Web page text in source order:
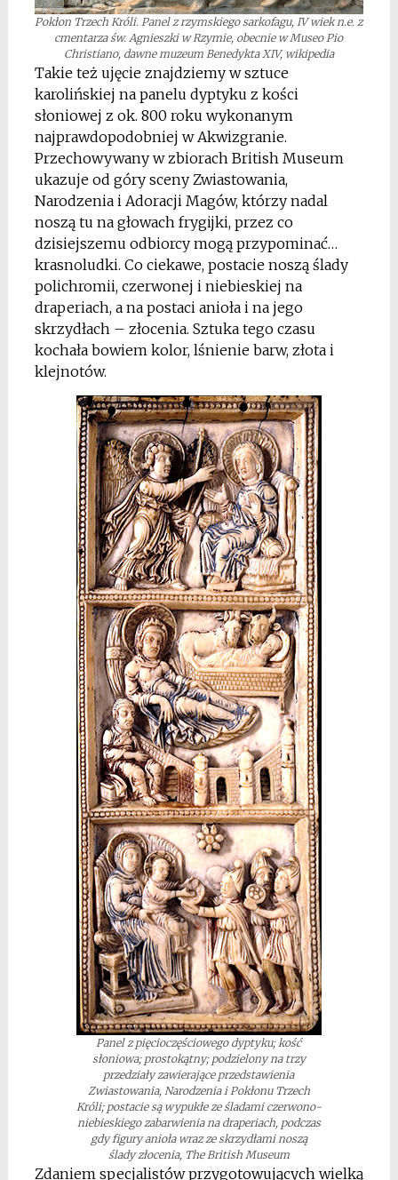
Pokłon Trzech Króli. Panel z rzymskiego sarkofagu, IV wiek n.e. z
cmentarza św. Agnieszki w Rzymie, obecnie w Museo Pio
Christiano, dawne muzeum Benedykta XIV, wikipedia
Takie też ujęcie znajdziemy w sztuce
karolińskiej na panelu dyptyku z kości
słoniowej z ok. 800 roku wykonanym
najprawdopodobniej w Akwizgranie.
Przechowywany w zbiorach British Museum
ukazuje od góry sceny Zwiastowania,
Narodzenia i Adoracji Magów, którzy nadal
noszą tu na głowach frygijki, przez co
dzisiejszemu odbiorcy mogą przypominać…
krasnoludki. Co ciekawe, postacie noszą ślady
polichromii, czerwonej i niebieskiej na
draperiach, a na postaci anioła i na jego
skrzydłach – złocenia. Sztuka tego czasu
kochała bowiem kolor, lśnienie barw, złota i
klejnotów.
Panel z pięcioczęściowego dyptyku; kość
słoniowa; prostokątny; podzielony na trzy
przedziały zawierające przedstawienia
Zwiastowania, Narodzenia i Pokłonu Trzech
Króli; postacie są wypukłe ze śladami czerwono-
niebieskiego zabarwienia na draperiach, podczas
gdy figury anioła wraz ze skrzydłami noszą
ślady złocenia, The British Museum
Zdaniem specjalistów przygotowujących wielką